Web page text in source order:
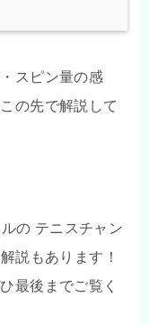
スピン量の感
の先で解説して
の テニスチャン
説もあります！
最後までご覧く